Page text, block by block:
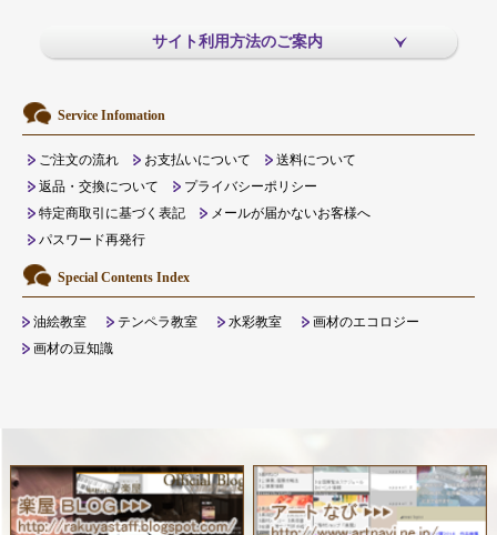
サイト利用方法のご案内
Service Infomation
ご注文の流れ お支払いについて
送料について
返品・交換について
プライバシーポリシー
特定商取引に基づく表記
メールが届かないお客様へ
パスワード再発行
Special Contents Index
油絵教室 テンペラ教室 水彩教室
画材のエコロジー
画材の豆知識